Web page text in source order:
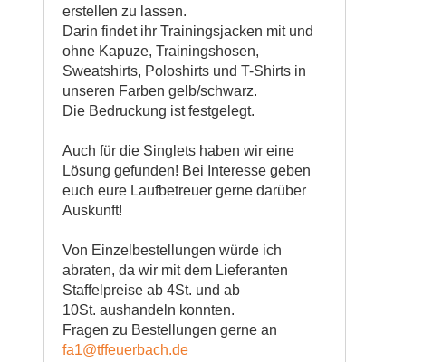
erstellen zu lassen.
Darin findet ihr Trainingsjacken mit und
ohne Kapuze, Trainingshosen,
Sweatshirts, Poloshirts und T-Shirts in
unseren Farben gelb/schwarz.
Die Bedruckung ist festgelegt.
Auch für die Singlets haben wir eine
Lösung gefunden! Bei Interesse geben
euch eure Laufbetreuer gerne darüber
Auskunft!
Von Einzelbestellungen würde ich
abraten, da wir mit dem Lieferanten
Staffelpreise ab 4St. und ab
10St. aushandeln konnten.
Fragen zu Bestellungen gerne an
fa1@tffeuerbach.de